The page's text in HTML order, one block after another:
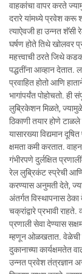
वाहकांचा वापर करते
दरारे यांमध्ये प्रवेश करू
त्याऐवजी हा उन्नत शॅसी
घर्षण होते तिथे खोलवर
महत्त्वाची ठरते जिथे
पद्धतींना आव्हान
प्रवाहित होतो आणि
भागांपर्यंत पोहोचतो. ही
लुब्रिकेशन मिळते,
ठिकाणी तयार होणे
यासारख्या विद्यमान
क्षमता कमी करतात.
गंभीरपणे दुर्लक्षित
रेल लुब्रिकंट स्प्रेची
करण्यास अनुमती देते,
अंतर्गत विस्थापनास ठेका
चक्रांद्वारे प्रभावी
प्रणाली सेवा देण्यास
म्हणून ओळखतात. वेळेची
दुकानाच्या कार्यक्षमतेत
उन्नत प्रवेश तंत्रज्ञान